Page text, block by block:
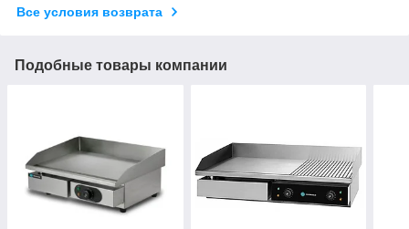
Все условия возврата
Подобные товары компании